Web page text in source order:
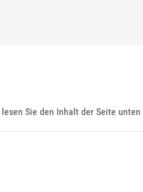
Sie den Inhalt der Seite unten